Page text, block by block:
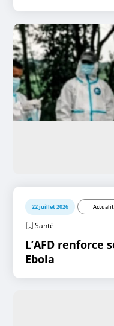
22 juillet 2026
Santé
L’AFD renforce
Ebola